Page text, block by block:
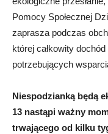
Pomocy Społecznej
zaprasza podczas
której całkowity
potrzebujących
Niespodzianką będą
13 nastąpi ważny
trwającego od kilku